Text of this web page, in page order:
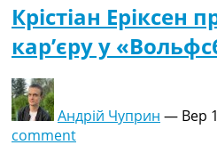
Крістіан Еріксен
кар’єру у
Андрій Чуприн — Вер
comment